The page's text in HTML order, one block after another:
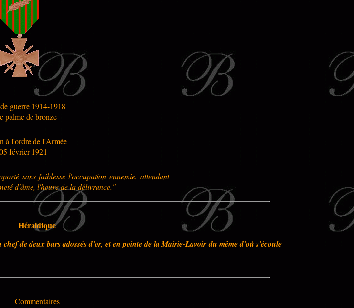
guerre 1914-1918
palme de bronze
à l'ordre de l'Armée
05 février 1921
sans faiblesse l'occupation ennemie, attendant
d'âme, l'heure de la délivrance."
Héraldique
de deux bars adossés d'or, et en pointe de la Mairie-Lavoir du même d'où s'écoule
Commentaires